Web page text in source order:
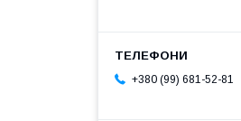
+380 (99) 681-52-81